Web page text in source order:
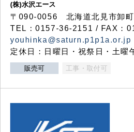
(株)水沢エース
〒090-0056 北海道北見市卸
TEL：0157-36-2151 / FAX：
youhinka@saturn.p1p1a.or.jp
定休日：日曜日・祝祭日・土曜
販売可 工事・取付可